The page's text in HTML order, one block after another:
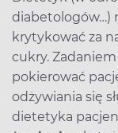
diabetologów…)
krytykować za
cukry.
pokierować
odżywiania się
dietetyka